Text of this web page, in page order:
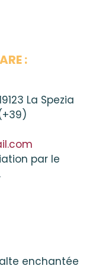
:
La Spezia
par le
enchantée